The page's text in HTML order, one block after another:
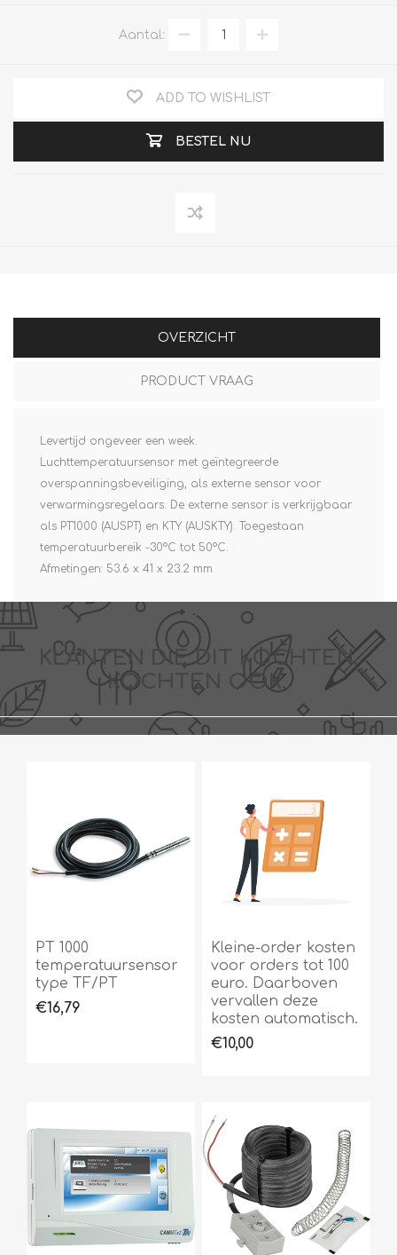
Aantal:
ADD TO WISHLIST
BESTEL NU
OVERZICHT
PRODUCT VRAAG
Levertijd ongeveer een week.
Luchttemperatuursensor met geïntegreerde
overspanningsbeveiliging, als externe sensor voor
verwarmingsregelaars. De externe sensor is verkrijgbaar
als PT1000 (AUSPT) en KTY (AUSKTY). Toegestaan
temperatuurbereik -30°C tot 50°C.
Afmetingen: 53.6 x 41 x 23.2 mm
KLANTEN DIE DIT KOCHTEN,
KOCHTEN OOK..
PT 1000
temperatuursensor
type TF/PT
€16,79
Kleine-order kosten
voor orders tot 100
euro. Daarboven
vervallen deze
kosten automatisch.
€10,00